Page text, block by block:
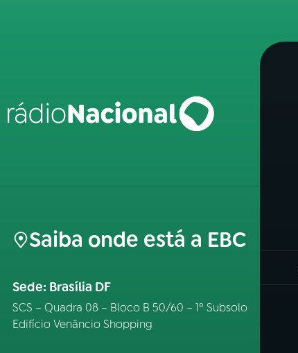
Saiba onde está a EBC
Sede: Brasília DF
SCS – Quadra 08 – Bloco B 50/60 – 1º Subsolo
Edifício Venâncio Shopping